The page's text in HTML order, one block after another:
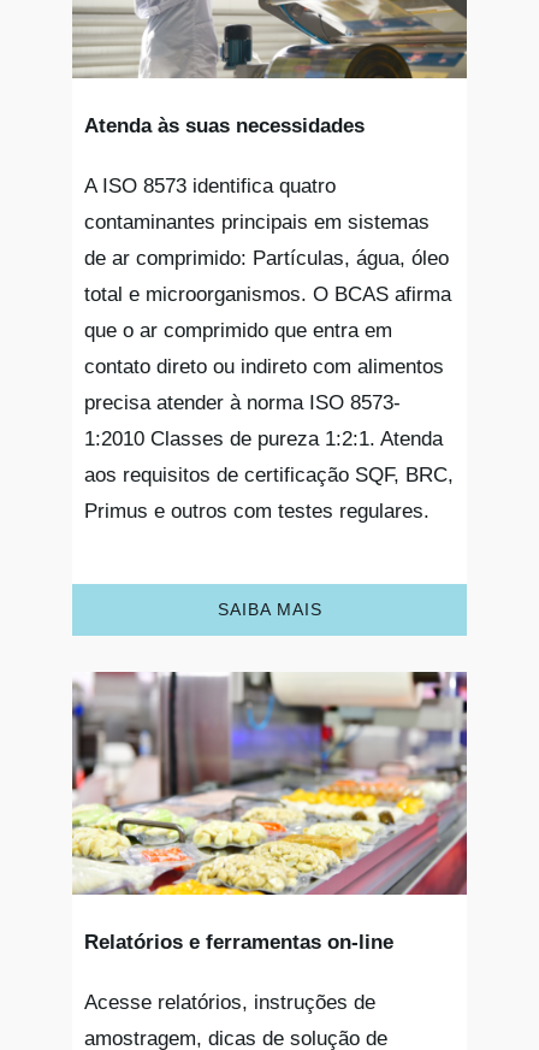
Atenda às suas necessidades
A ISO 8573 identifica quatro
contaminantes principais em sistemas
de ar comprimido: Partículas, água, óleo
total e microorganismos. O BCAS afirma
que o ar comprimido que entra em
contato direto ou indireto com alimentos
precisa atender à norma ISO 8573-
1:2010 Classes de pureza 1:2:1. Atenda
aos requisitos de certificação SQF, BRC,
Primus e outros com testes regulares.
SAIBA MAIS
Relatórios e ferramentas on-line
Acesse relatórios, instruções de
amostragem, dicas de solução de